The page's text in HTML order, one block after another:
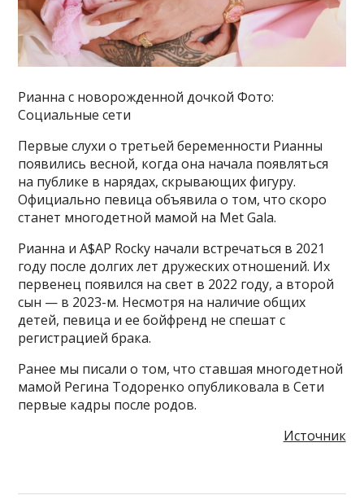
Рианна с новорожденной дочкой Фото:
Социальные сети
Первые слухи о третьей беременности Рианны
появились весной, когда она начала появляться
на публике в нарядах, скрывающих фигуру.
Официально певица объявила о том, что скоро
станет многодетной мамой на Met Gala.
Рианна и A$AP Rocky начали встречаться в 2021
году после долгих лет дружеских отношений. Их
первенец появился на свет в 2022 году, а второй
сын — в 2023-м. Несмотря на наличие общих
детей, певица и ее бойфренд не спешат с
регистрацией брака.
Ранее мы писали о том, что ставшая многодетной
мамой Регина Тодоренко опубликовала в Сети
первые кадры после родов.
Источник